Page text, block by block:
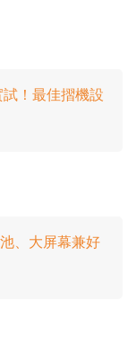
！最佳摺機設
、大屏幕兼好